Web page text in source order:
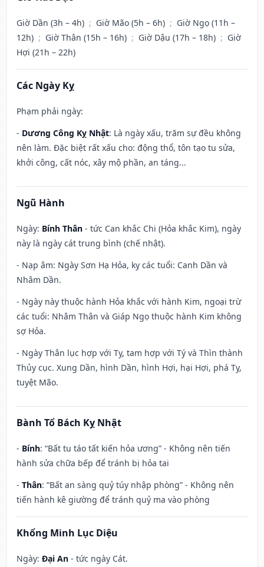
Giờ Dần (3h – 4h) ; Giờ Mão (5h – 6h) ; Giờ Ngọ (11h –
12h) ; Giờ Thân (15h – 16h) ; Giờ Dậu (17h – 18h) ; Giờ
Hợi (21h – 22h)
Các Ngày Kỵ
Phạm phải ngày:
- Dương Công Kỵ Nhật: Là ngày xấu, trăm sự đều không
nên làm. Đặc biệt rất xấu cho: động thổ, tôn tạo tu sửa,
khởi công, cất nóc, xây mộ phần, an táng...
Ngũ Hành
Ngày: Bính Thân - tức Can khắc Chi (Hỏa khắc Kim), ngày
này là ngày cát trung bình (chế nhật).
- Nạp âm: Ngày Sơn Hạ Hỏa, kỵ các tuổi: Canh Dần và
Nhâm Dần.
- Ngày này thuộc hành Hỏa khắc với hành Kim, ngoại trừ
các tuổi: Nhâm Thân và Giáp Ngọ thuộc hành Kim không
sợ Hỏa.
- Ngày Thân lục hợp với Tỵ, tam hợp với Tý và Thìn thành
Thủy cục. Xung Dần, hình Dần, hình Hợi, hại Hợi, phá Tỵ,
tuyệt Mão.
Bành Tổ Bách Kỵ Nhật
- Bính: “Bất tu táo tất kiến hỏa ương” - Không nên tiến
hành sửa chữa bếp để tránh bị hỏa tai
- Thân: “Bất an sàng quỷ túy nhập phòng” - Không nên
tiến hành kê giường để tránh quỷ ma vào phòng
Khổng Minh Lục Diệu
Ngày: Đại An - tức ngày Cát.